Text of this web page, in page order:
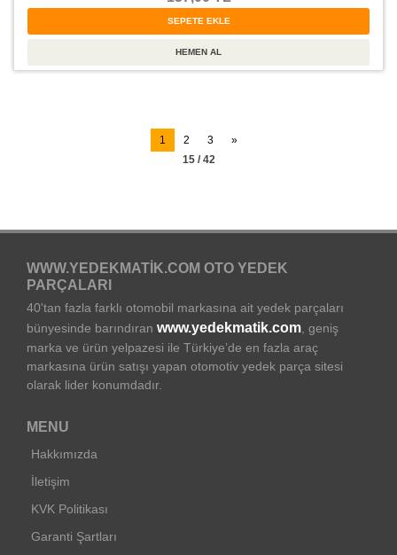
1 2 3
»
15 / 42
WWW.YEDEKMATIK.COM OTO YEDEK
PARÇALARI
40'tan fazla farklı otomobil markasına ait yedek parçaları
bünyesinde barındıran www.yedekmatik.com , geniş
marka ve ürün yelpazesi ile Türkiye’de en fazla araç
markasına ürün satışı yapan otomotiv yedek parça sitesi
olarak lider konumdadır.
MENU
Hakkımızda
İletişim
KVK Politikası
Garanti Şartları